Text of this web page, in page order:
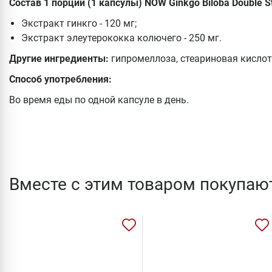
Состав 1 порции (1 капсулы) NOW Ginkgo Biloba Double
Экстракт гинкго - 120 мг;
Экстракт элеутерококка колючего - 250 мг.
Другие ингредиенты: гипромеллоза, стеариновая
Способ употребления:
Во время еды по одной капсуле в день.
Вместе с этим товаром